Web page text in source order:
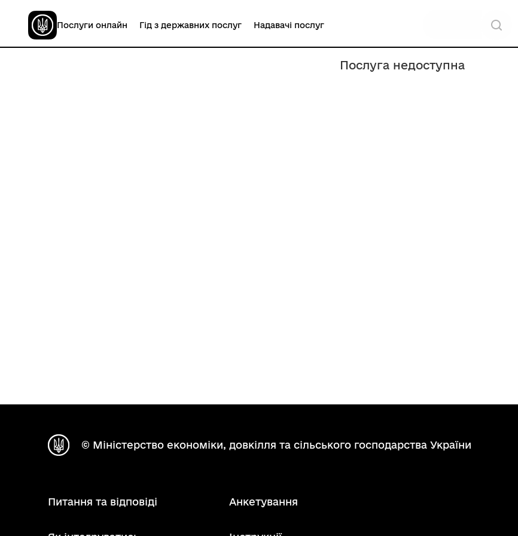
Послуги онлайн Гід з державних послуг Надавачі послуг
Послуга недоступна
© Міністерство економіки, довкілля та сільського господарства України
Питання та відповіді Анкетування